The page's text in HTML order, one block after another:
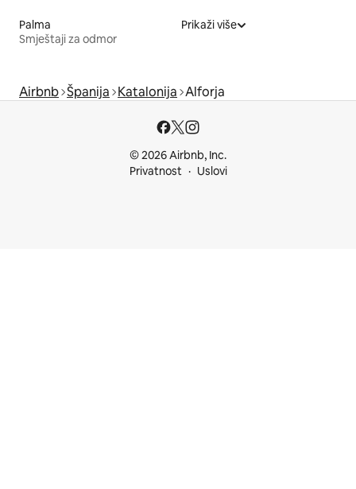
Palma
Smještaji za odmor
Prikaži više
Airbnb Španija Katalonija Alforja
© 2026 Airbnb, Inc.
Privatnost
Uslovi